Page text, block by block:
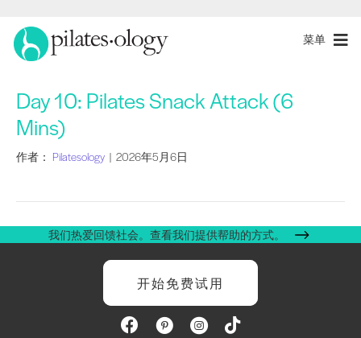
菜单
Day 10: Pilates Snack Attack (6
Mins)
作者： Pilatesology | 2026年5月6日
我们热爱回馈社会。查看我们提供帮助的方式。
开始免费试用